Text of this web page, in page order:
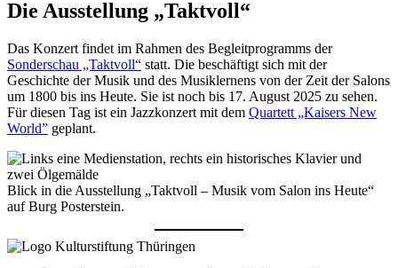
Die Ausstellung „Taktvoll“
Das Konzert findet im Rahmen des Begleitprogramms der
Sonderschau „Taktvoll“ statt. Die beschäftigt sich mit der
Geschichte der Musik und des Musiklernens von der Zeit der Salons
um 1800 bis ins Heute. Sie ist noch bis 17. August 2025 zu sehen.
Für diesen Tag ist ein Jazzkonzert mit dem Quartett „Kaisers New
World” geplant.
Blick in die Ausstellung „Taktvoll – Musik vom Salon ins Heute“
auf Burg Posterstein.